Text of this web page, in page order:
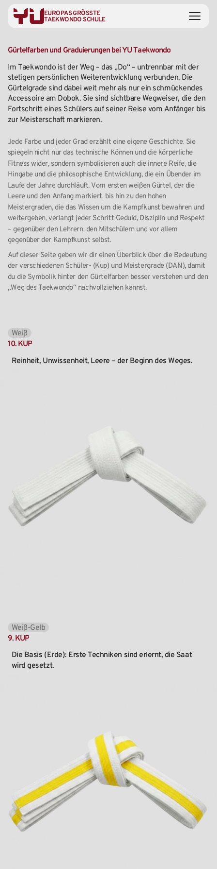
EUROPAS GRÖSSTE
TAEKWONDO SCHULE
Gürtelfarben und Graduierungen beiYUTaekwondo
Im Taekwondo ist der Weg – das „Do“ – untrennbar mit der
stetigen persönlichen Weiterentwicklung verbunden. Die
Gürtelgrade sind dabei weit mehr als nur ein schmückendes
Accessoire am Dobok. Sie sind sichtbare Wegweiser, die den
Fortschritt eines Schülers auf seiner Reise vom Anfänger bis
zur Meisterschaft markieren.
Jede Farbe und jeder Grad erzählt eine eigene Geschichte. Sie
spiegeln nicht nur das technische Können und die körperliche
Fitness wider, sondern symbolisieren auch die innere Reife, die
Hingabe und die philosophische Entwicklung, die ein Übender im
Laufe derJahre durchläuft. Vom erstenweißen Gürtel, der die
Leere und den Anfang markiert, bis hin zu den hohen
Meistergraden, die das Wissen um die Kampfkunst bewahren und
weitergeben, verlangt jeder Schritt Geduld, Disziplin und Respekt
– gegenüber den Lehrern, den Mitschülern und vor allem
gegenüber der Kampfkunst selbst.
Auf dieser Seite geben wir dir einen Überblick über die Bedeutung
derverschiedenen Schüler- (Kup) und Meistergrade (DAN), damit
du die Symbolik hinter den Gürtelfarben besser verstehen und den
„Weg des Taekwondo“ nachvollziehen kannst.
Weiß
10. KUP
Reinheit, Unwissenheit, Leere – der Beginn des Weges.
Weiß-Gelb
9. KUP
Die Basis (Erde): Erste Techniken sind erlernt, die Saat
wird gesetzt.